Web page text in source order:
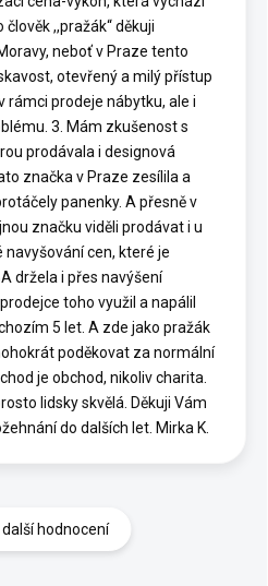
,,pražák“ děkuji
neboť v Praze tento
otevřený a milý přístup
rámci prodeje nábytku, ale i
3. Mám zkušenost s
prodávala i designová
značka v Praze zesílila a
panenky. A přesně v
značku viděli prodávat i u
navyšování cen, které je
držela i přes navýšení
toho využil a napálil
5 let. A zde jako pražák
poděkovat za normální
je obchod, nikoliv charita.
lidsky skvělá. Děkuji Vám
do dalších let. Mirka K.
hodnocení